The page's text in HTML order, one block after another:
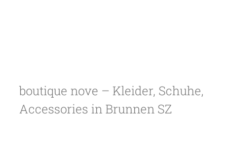
boutique nove – Kleider, Schuhe,
Accessories in Brunnen SZ